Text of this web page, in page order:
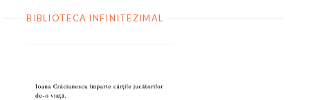
BIBLIOTECA INFINITEZIMAL